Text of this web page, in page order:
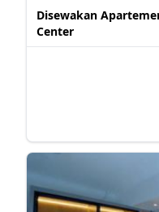
Disewakan
Center